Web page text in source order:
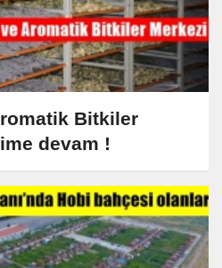
Bitkiler
devam !